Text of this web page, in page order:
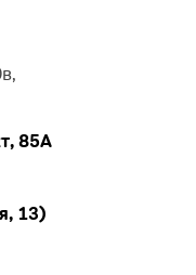
85А
13)